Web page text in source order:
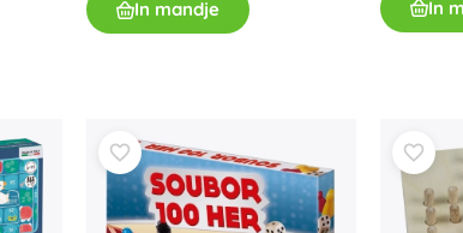
Afstandsbedienbare speelgoed
Microscopen en telescopen
+Meer tonen
In mandje In